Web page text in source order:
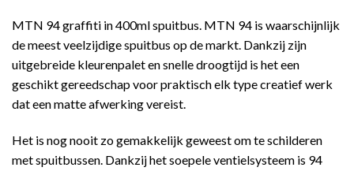
MTN 94 graffiti in 400ml spuitbus. MTN 94 is waarschijnlijk
de meest veelzijdige spuitbus op de markt. Dankzij zijn
uitgebreide kleurenpalet en snelle droogtijd is het een
geschikt gereedschap voor praktisch elk type creatief werk
dat een matte afwerking vereist.
Het is nog nooit zo gemakkelijk geweest om te schilderen
met spuitbussen. Dankzij het soepele ventielsysteem is 94